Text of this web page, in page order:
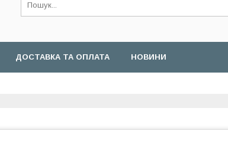
ДОСТАВКА ТА ОПЛАТА НОВИНИ